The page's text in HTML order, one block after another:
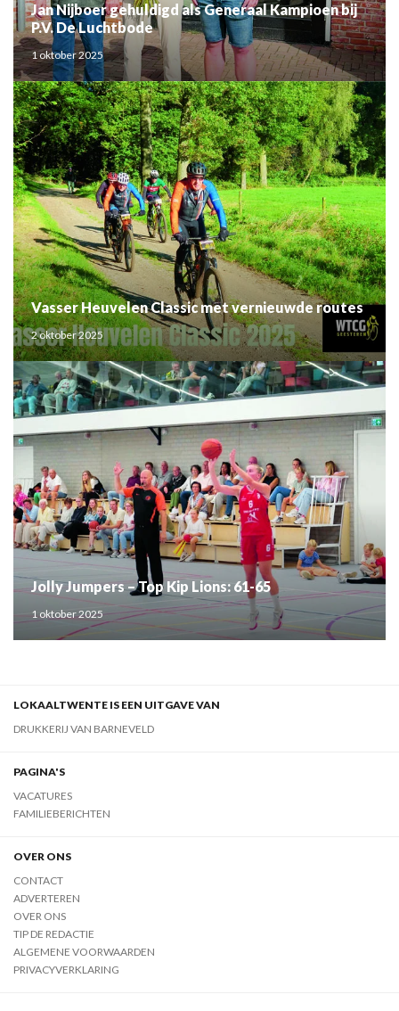
Jan Nijboer gehuldigd als Generaal Kampioen bij
P.V. De Luchtbode
1 oktober 2025
Vasser Heuvelen Classic met vernieuwde routes
2 oktober 2025
Jolly Jumpers – Top Kip Lions: 61-65
1 oktober 2025
LOKAALTWENTE IS EEN UITGAVE VAN
DRUKKERIJ VAN BARNEVELD
PAGINA'S
VACATURES
FAMILIEBERICHTEN
OVER ONS
CONTACT
ADVERTEREN
OVER ONS
TIP DE REDACTIE
ALGEMENE VOORWAARDEN
PRIVACYVERKLARING